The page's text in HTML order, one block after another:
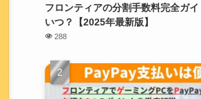
フロンティアの分割手数料完全ガ
いつ？【2025年最新版】
288